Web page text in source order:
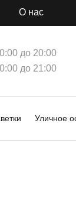
О нас
до 20:00
до 21:00
Уличное